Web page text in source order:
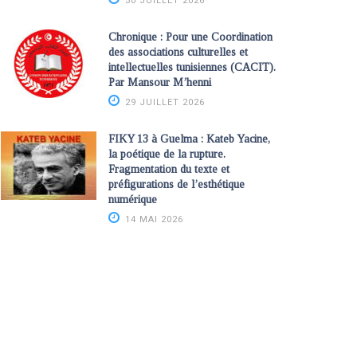
Chronique : Pour une Coordination
des associations culturelles et
intellectuelles tunisiennes (CACIT).
Par Mansour M’henni
29 JUILLET 2026
FIKY 13 à Guelma : Kateb Yacine,
la poétique de la rupture.
Fragmentation du texte et
préfigurations de l’esthétique
numérique
14 MAI 2026